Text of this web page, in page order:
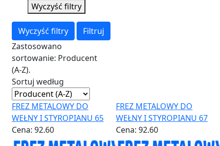
Wyczyść filtry
Wyczyść filtry
Filtruj
Zastosowano
sortowanie: Producent
(A-Z).
Sortuj według
FREZ METALOWY DO
WEŁNY I STYROPIANU 65
Cena: 92.60
FREZ METALOWY DO
WEŁNY I STYROPIANU 67
Cena: 92.60